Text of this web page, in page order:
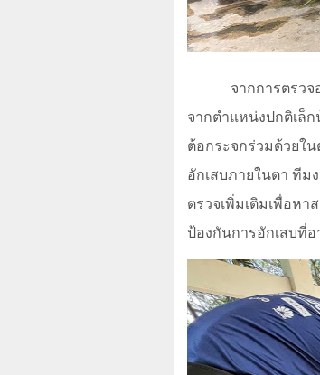
จากการตรว
จากตำแหน่งปกติเล็
ต้อกระจกร่วมด้วยใ
อักเสบภายในตา ทีม
ตรวจเพิ่มเติมเพื่อห
ป้องกันการอักเสบที่